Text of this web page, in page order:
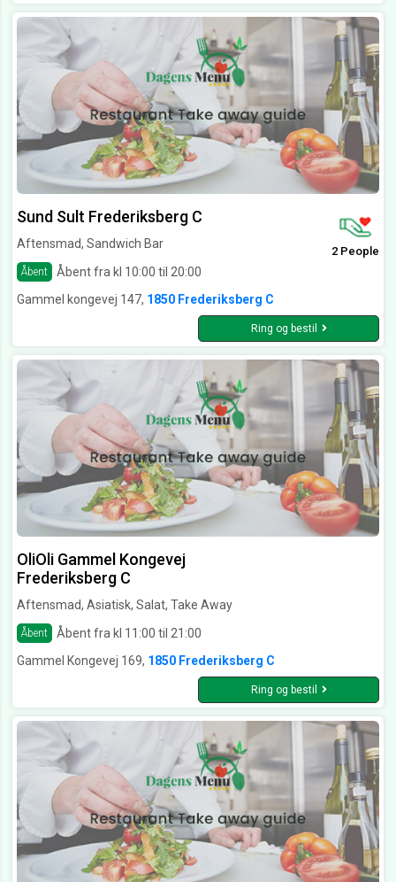
Sund Sult Frederiksberg C
Aftensmad, Sandwich Bar
Åbent Åbent fra kl 10:00 til 20:00
2 People
Gammel kongevej 147, 1850 Frederiksberg C
Ring og bestil
OliOli Gammel Kongevej
Frederiksberg C
Aftensmad, Asiatisk, Salat, Take Away
Åbent
Åbent fra kl 11:00 til 21:00
Gammel Kongevej 169, 1850 Frederiksberg C
Ring og bestil